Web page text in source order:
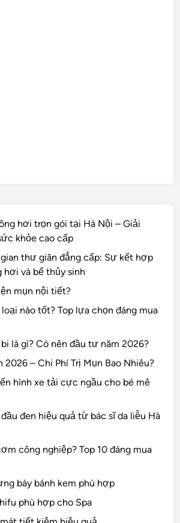
hơi trọn gói tại Hà Nội – Giải
khỏe cao cấp
thư giãn đẳng cấp: Sự kết hợp
hơi và bể thủy sinh
mụn nội tiết?
nào tốt? Top lựa chọn đáng mua
là gì? Có nên đầu tư năm 2026?
2026 – Chi Phí Trị Mụn Bao Nhiêu?
hình xe tải cực ngầu cho bé mê
đen hiệu quả từ bác sĩ da liễu Hà
công nghiệp? Top 10 đáng mua
bày bánh kem phù hợp
phù hợp cho Spa